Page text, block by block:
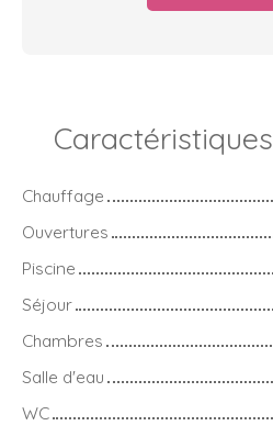
Caractéristiques
Chauffage
Ouvertures
Piscine
Séjour
Chambres
Salle d'eau
WC